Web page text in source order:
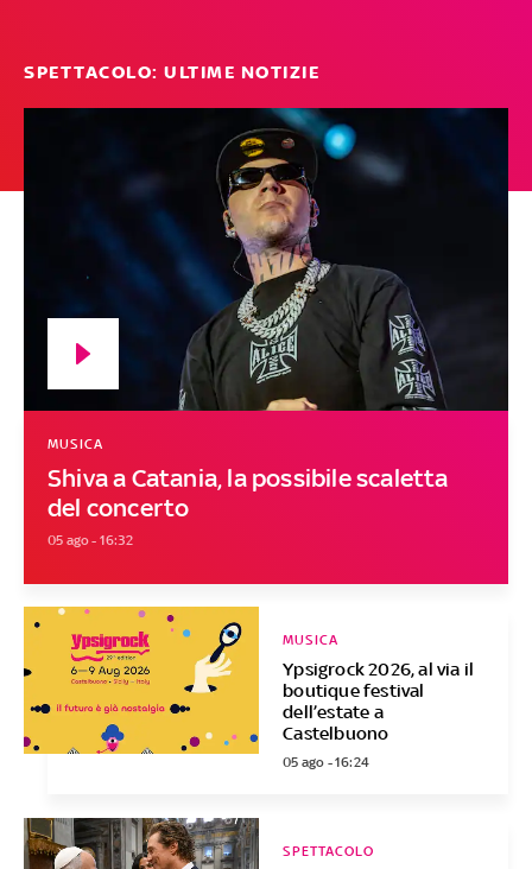
SPETTACOLO: ULTIME NOTIZIE
Shiva a Catania, la possibile scaletta
del concerto
MUSICA
05 ago - 16:32
Ypsigrock 2026, al via il
boutique festival
dell’estate a
Castelbuono
MUSICA
05 ago - 16:24
SPETTACOLO